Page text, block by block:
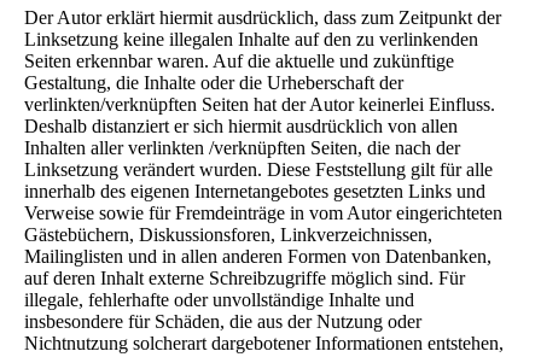
Der Autor erklärt hiermit ausdrücklich, dass zum Zeitpunkt der
Linksetzung keine illegalen Inhalte auf den zu verlinkenden
Seiten erkennbar waren. Auf die aktuelle und zukünftige
Gestaltung, die Inhalte oder die Urheberschaft der
verlinkten/verknüpften Seiten hat der Autor keinerlei Einfluss.
Deshalb distanziert er sich hiermit ausdrücklich von allen
Inhalten aller verlinkten /verknüpften Seiten, die nach der
Linksetzung verändert wurden. Diese Feststellung gilt für alle
innerhalb des eigenen Internetangebotes gesetzten Links und
Verweise sowie für Fremdeinträge in vom Autor eingerichteten
Gästebüchern, Diskussionsforen, Linkverzeichnissen,
Mailinglisten und in allen anderen Formen von Datenbanken,
auf deren Inhalt externe Schreibzugriffe möglich sind. Für
illegale, fehlerhafte oder unvollständige Inhalte und
insbesondere für Schäden, die aus der Nutzung oder
Nichtnutzung solcherart dargebotener Informationen entstehen,